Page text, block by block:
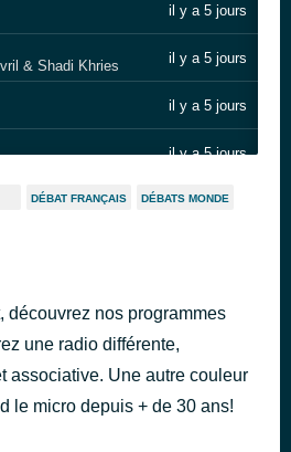
il y a 5 jours
& Shadi Khries
il y a 5 jours
il y a 5 jours
il y a 5 jours
Maahnt (The Wizard’s Fight Versus the Devil)
il y a 5 jours
Beastie Boys
il y a 5 jours
DÉBAT FRANÇAIS DÉBATS MONDE
découvrez nos programmes
une radio différente,
associative. Une autre couleur
le micro depuis + de 30 ans!